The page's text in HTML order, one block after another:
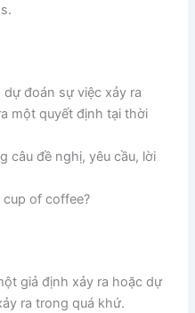
đoán sự việc xảy ra
một quyết định tại thời
câu đề nghị, yêu cầu, lời
cup of coffee?
giả định xảy ra hoặc dự
ra trong quá khứ.